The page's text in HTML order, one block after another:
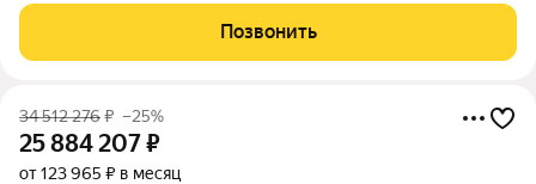
Фёдорова, Дегунинский, Головинский и
Позвонить
34 512 276₽ –25%
25 884 207₽
от 123 965 ₽ в месяц